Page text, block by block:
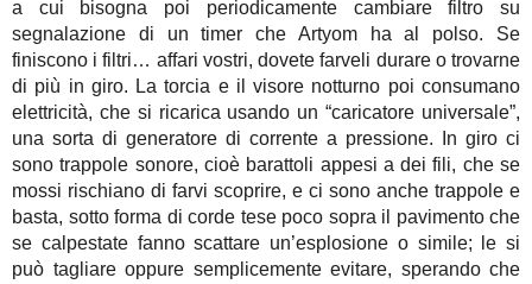
a cui bisogna poi periodicamente cambiare filtro su
segnalazione di un timer che Artyom ha al polso. Se
finiscono i filtri… affari vostri, dovete farveli durare o trovarne
di più in giro. La torcia e il visore notturno poi consumano
elettricità, che si ricarica usando un “caricatore universale”,
una sorta di generatore di corrente a pressione. In giro ci
sono trappole sonore, cioè barattoli appesi a dei fili, che se
mossi rischiano di farvi scoprire, e ci sono anche trappole e
basta, sotto forma di corde tese poco sopra il pavimento che
se calpestate fanno scattare un’esplosione o simile; le si
può tagliare oppure semplicemente evitare, sperando che